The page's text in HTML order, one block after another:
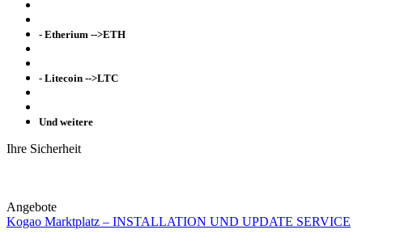
- Etherium -->ETH
- Litecoin -->LTC
Und weitere
Ihre Sicherheit
Angebote
Kogao Marktplatz – INSTALLATION UND UPDATE SERVICE